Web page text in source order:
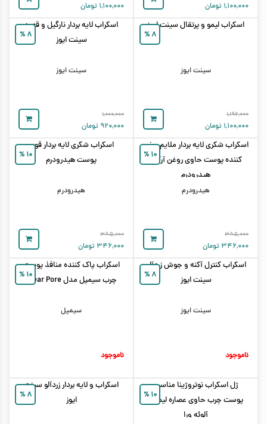
۱,۱۰۰,۰۰۰ تومان ۱,۱۰۰,۰۰۰ تومان
۸ %
اسکراب لیمو و پرتقال سینت ایوز
سینت ایوز
۱,۱۹۶,۰۰۰
۱,۱۰۰,۰۰۰ تومان
۸ %
اسکراب لایه بردار نارگیل و قهوه
سینت ایوز
سینت ایوز
۱,۰۰۰,۰۰۰
۹۲۰,۰۰۰ تومان
۱۰ %
اسکراب شکری لایه بردار ملایم و نرم
کننده پوست حاوی روغن آرگان
هیدرودرم
هیدرودرم
۳۸۵,۰۰۰
۳۴۶,۰۰۰ تومان
۱۰ %
اسکراب شکری لایه بردار قوی
پوست هیدرودرم
هیدرودرم
۳۸۵,۰۰۰
۳۴۶,۰۰۰ تومان
۸ %
اسکراب کنترل آکنه و جوش زردآلو
سینت ایوز
سینت ایوز
ناموجود
۱۰ %
اسکراب پاک کننده منافذ پوست
چرب سیمپل مدل Clear Pore
سیمپل
ناموجود
۱۰ %
ژل اسکراب نوتروژینا مناسب
پوست چرب حاوی عصاره لیمو و
آلوئه ورا
۸ %
اسکراب و لایه بردار زردآلو سینت
ایوز